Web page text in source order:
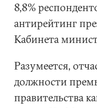
8,8%
антирейтинг
Кабинета
Разумеется,
должности
правительства